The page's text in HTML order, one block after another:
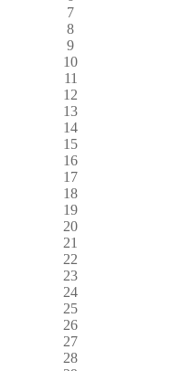
7
8
9
10
11
12
13
14
15
16
17
18
19
20
21
22
23
24
25
26
27
28